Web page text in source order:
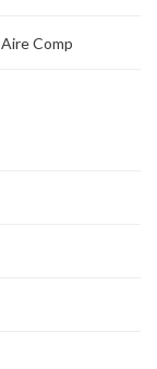
Comp